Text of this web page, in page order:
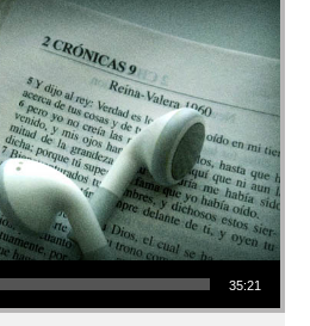
35:21